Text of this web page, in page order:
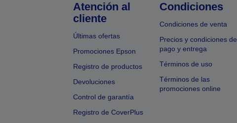
Atención al
cliente
Últimas ofertas
Promociones Epson
Registro de productos
Devoluciones
Control de garantía
Registro de CoverPlus
Condiciones
Condiciones de venta
Precios y condiciones de
pago y entrega
Términos de uso
Términos de las
promociones online